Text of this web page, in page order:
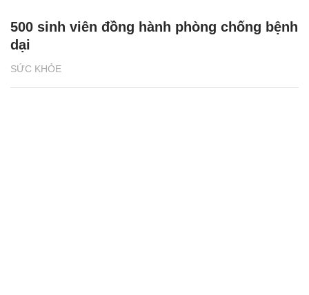
SỨC KHỎE
500 sinh viên đồng hành phòng chống bệnh
dại